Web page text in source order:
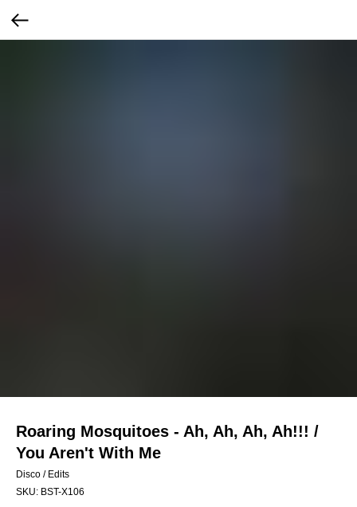
Roaring Mosquitoes - Ah, Ah, Ah, Ah!!! /
You Aren't With Me
Disco / Edits
SKU: BST-X106